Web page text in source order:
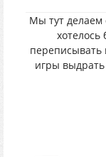
Мы тут делаем
хотелось
переписывать
игры